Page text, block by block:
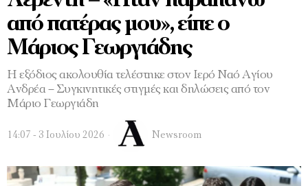
από πατέρας μου», είπε ο
Μάριος Γεωργιάδης
Η εξόδιος ακολουθία τελέστηκε στον Ιερό Ναό Αγίου
Ανδρέα – Συγκινητικές στιγμές και δηλώσεις από τον
Μάριο Γεωργιάδη
14:07 - 3 Ιουλίου 2026 Newsroom